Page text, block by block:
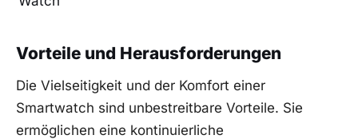
Vorteile und Herausforderungen
Die Vielseitigkeit und der Komfort einer
Smartwatch sind unbestreitbare Vorteile. Sie
ermöglichen eine kontinuierliche